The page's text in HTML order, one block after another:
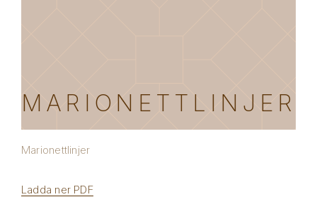
MARIONETTLINJER
Marionettlinjer
Ladda ner PDF